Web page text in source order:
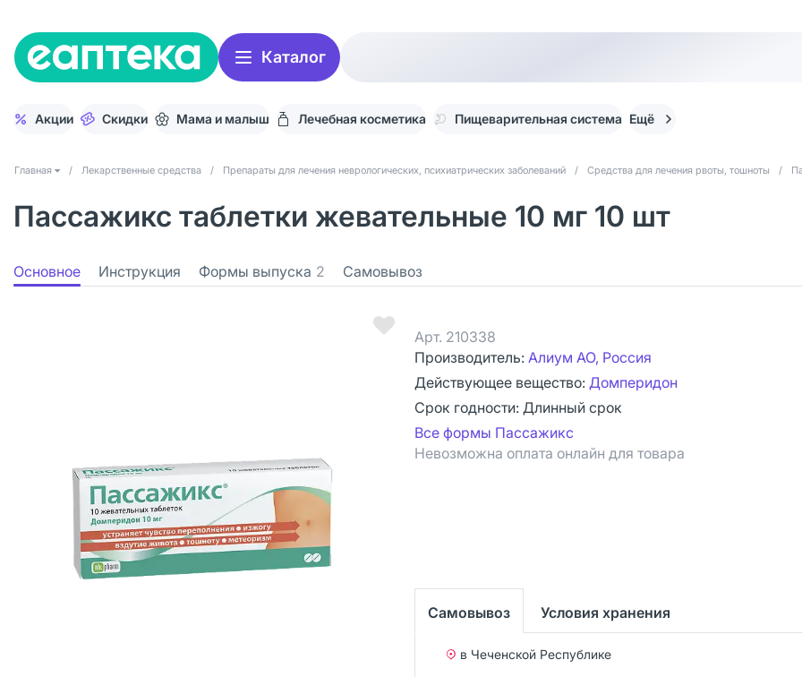
Каталог
Акции Скидки Мама и малыш Лечебная косметика Пищеварительная система Ещё
Главная / Лекарственные средства / Препараты для лечения неврологических, психиатрических заболеваний / Средства для лечения рвоты, тошноты /
Пассажикс таблетки жевательные 10 мг 10 шт
Основное Инструкция Формы выпуска 2 Самовывоз
Арт. 210338
Производитель: Алиум АО, Россия
Действующее вещество: Домперидон
Срок годности: Длинный срок
Все формы Пассажикс
Невозможна оплата онлайн для товара
Самовывоз Условия хранения
в Чеченской Республике